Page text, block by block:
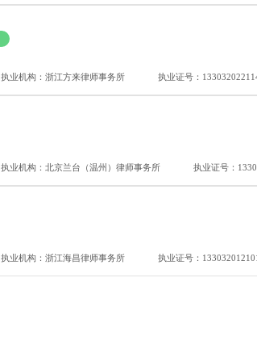
执业机构：浙江方来律师事务所 执业证号：
执业机构：北京兰台（温州）律师事务所 执业证号：
执业机构：浙江海昌律师事务所 执业证号：